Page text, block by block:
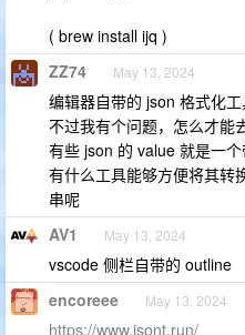
( brew install ijq )
ZZ74 May 13, 2024
编辑器自带的 json 格式化工
不过我有个问题，怎么才能
有些 json 的 value 就是一
有什么工具能够方便将其转
串呢
AV1 May 13, 2024
vscode 侧栏自带的 outline
encoreee May 13, 2024
https://www.jsont.run/